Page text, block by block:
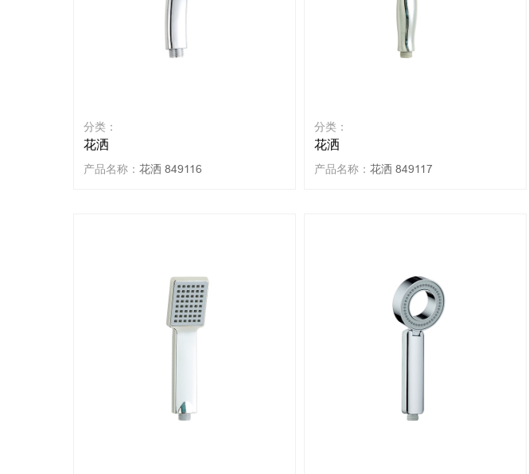
分类：
花洒
产品名称： 花洒 849116
分类：
花洒
产品名称： 花洒 849117